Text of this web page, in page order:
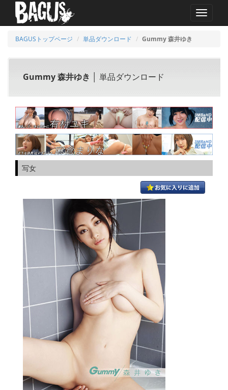
MENU
BAGUSトップページ 単品ダウンロード Gummy 森井ゆき
Gummy 森井ゆき │ 単品ダウンロード
写女